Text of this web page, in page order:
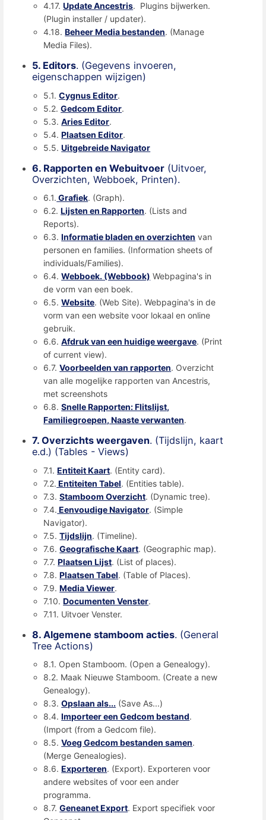
4.17.Update Ancestris. Plugins bijwerken.
(Plugin installer / updater).
4.18.Beheer Media bestanden. (Manage
Media Files).
5. Editors. (Gegevens invoeren,
eigenschappen wijzigen)
5.1.Cygnus Editor.
5.2.Gedcom Editor.
5.3.Aries Editor.
5.4.Plaatsen Editor.
5.5.Uitgebreide Navigator
6. Rapporten en Webuitvoer (Uitvoer,
Overzichten, Webboek, Printen).
6.1. Grafiek. (Graph).
6.2.Lijsten en Rapporten. (Lists and
Reports).
6.3.Informatie bladen en overzichten van
personen en families. (Information sheets of
individuals/Families).
6.4.Webboek. (Webbook) Webpagina's in
de vorm van een boek.
6.5.Website. (Web Site). Webpagina's in de
vorm van een website voor lokaal en online
gebruik.
6.6.Afdruk van een huidige weergave. (Print
of current view).
6.7.Voorbeelden van rapporten. Overzicht
van alle mogelijke rapporten van Ancestris,
met screenshots
6.8.Snelle Rapporten: Flitslijst,
Familiegroepen, Naaste verwanten.
7. Overzichts weergaven. (Tijdslijn, kaart
e.d.) (Tables - Views)
7.1.Entiteit Kaart. (Entity card).
7.2. Entiteiten Tabel. (Entities table).
7.3.Stamboom Overzicht. (Dynamic tree).
7.4. Eenvoudige Navigator. (Simple
Navigator).
7.5.Tijdslijn. (Timeline).
7.6.Geografische Kaart. (Geographic map).
7.7.Plaatsen Lijst. (List of places).
7.8.Plaatsen Tabel. (Table of Places).
7.9.Media Viewer.
7.10.Documenten Venster.
7.11. Uitvoer Venster.
8. Algemene stamboom acties. (General
Tree Actions)
8.1. Open Stamboom. (Open a Genealogy).
8.2. Maak Nieuwe Stamboom. (Create a new
Genealogy).
8.3.Opslaan als... (Save As...)
8.4.Importeer een Gedcom bestand.
(Import (from a Gedcom file).
8.5.Voeg Gedcom bestanden samen.
(Merge Genealogies).
8.6.Exporteren. (Export). Exporteren voor
andere websites of voor een ander
programma.
8.7.Geneanet Export. Export specifiek voor